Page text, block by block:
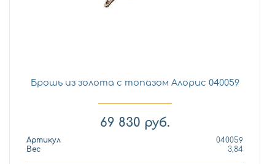
Брошь из золота с топазом Алорис 040059
69 830 руб.
Артикул
040059
Вес
3,84